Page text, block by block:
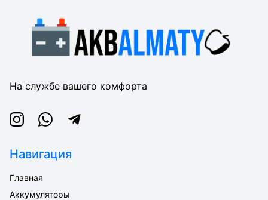
На службе вашего комфорта
InstagramWhatsappTelegram
Навигация
Главная
Аккумуляторы